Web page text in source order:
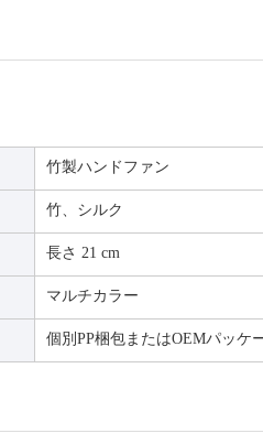
竹製ハンドファン
竹、シルク
長さ 21 cm
マルチカラー
個別PP梱包またはOEMパッケ